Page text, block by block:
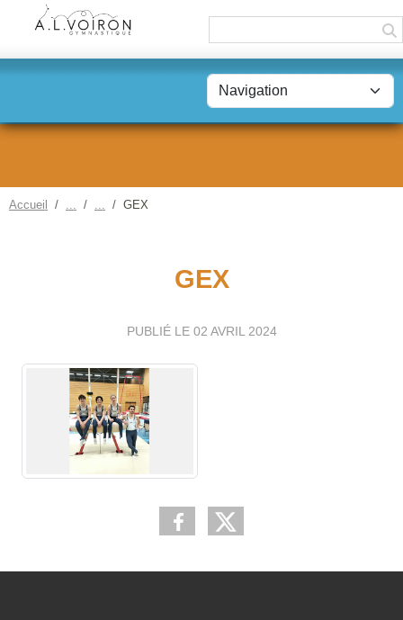
Accueil GEX
GEX
PUBLIÉ LE 02 AVRIL 2024
Panneau de gestion des cookies